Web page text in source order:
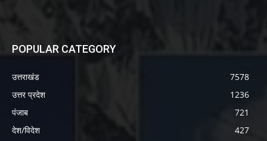
POPULAR CATEGORY
उत्तराखंड
7578
उत्तर प्रदेश
1236
पंजाब
721
देश/विदेश
427